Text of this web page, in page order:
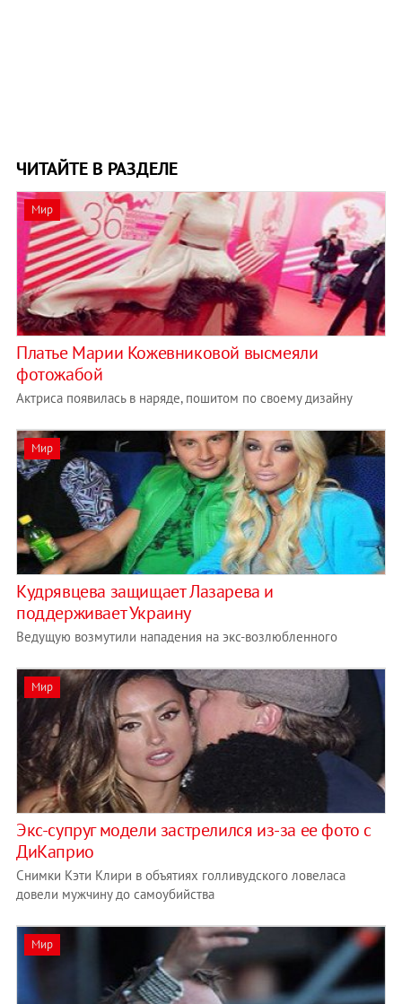
ЧИТАЙТЕ В РАЗДЕЛЕ
Мир
Платье Марии Кожевниковой высмеяли
фотожабой
Актриса появилась в наряде, пошитом по своему дизайну
Мир
Кудрявцева защищает Лазарева и
поддерживает Украину
Ведущую возмутили нападения на экс-возлюбленного
Мир
Экс-супруг модели застрелился из-за ее фото с
ДиКаприо
Снимки Кэти Клири в объятиях голливудского ловеласа
довели мужчину до самоубийства
Мир